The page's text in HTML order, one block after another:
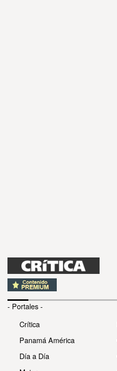
- Portales -
Crítica
Panamá América
Día a Día